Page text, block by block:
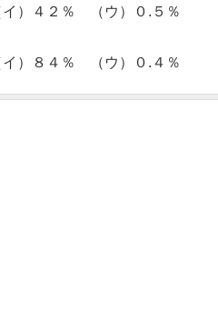
）４２％ （ウ）０.５％
）８４％ （ウ）０.４％